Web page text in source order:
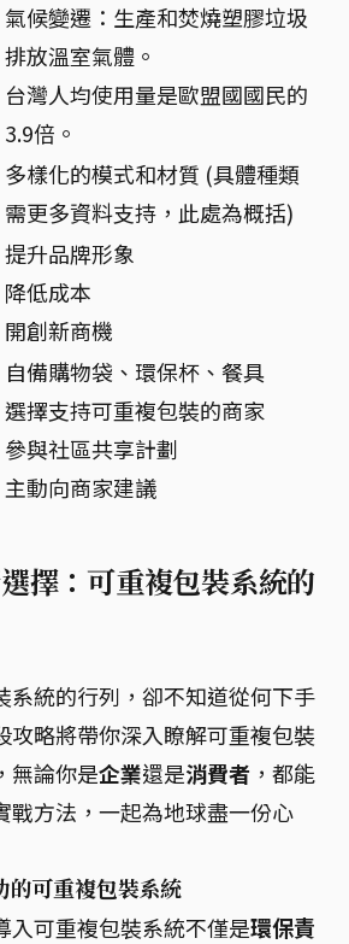
氣候變遷：生產和焚燒塑膠垃圾
排放溫室氣體。
台灣人均使用量是歐盟國國民的
3.9倍。
多樣化的模式和材質 (具體種類
需更多資料支持，此處為概括)
提升品牌形象
降低成本
開創新商機
自備購物袋、環保杯、餐具
選擇支持可重複包裝的商家
參與社區共享計劃
主動向商家建議
擇：可重複包裝系統的
系統的行列，卻不知道從何下手
攻略將帶你深入瞭解可重複包裝
無論你是企業還是消費者 ，都能
戰方法，一起為地球盡一份心
的可重複包裝系統
入可重複包裝系統不僅是環保責